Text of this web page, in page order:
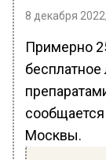
8 декабря
Примерно
бесплатное
Москвы.